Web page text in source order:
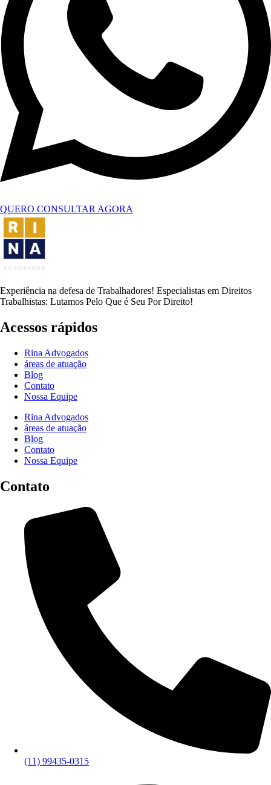
QUERO CONSULTAR AGORA
Experiência na defesa de Trabalhadores! Especialistas em Direitos
Trabalhistas: Lutamos Pelo Que é Seu Por Direito!
Acessos rápidos
Rina Advogados
áreas de atuação
Blog
Contato
Nossa Equipe
Rina Advogados
áreas de atuação
Blog
Contato
Nossa Equipe
Contato
(11) 99435-0315